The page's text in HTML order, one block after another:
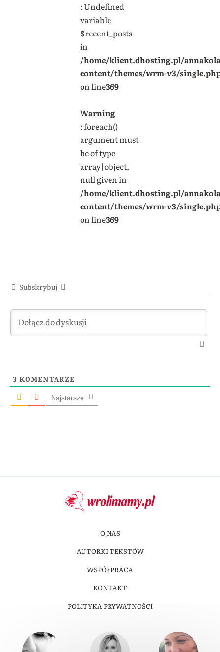
: Undefined
variable
$recent_posts
in
/home/klient.dhosting.pl/
content/themes/wrm-v3/
on line369
Warning
: foreach()
argument must
be of type
array|object,
null given in
/home/klient.dhosting.pl/
content/themes/wrm-v3/
on line369
Subskrybuj
3 KOMENTARZE
Najstarsze
O NAS
AUTORKI TEKSTÓW
WSPÓŁPRACA
KONTAKT
POLITYKA PRYWATNOŚCI